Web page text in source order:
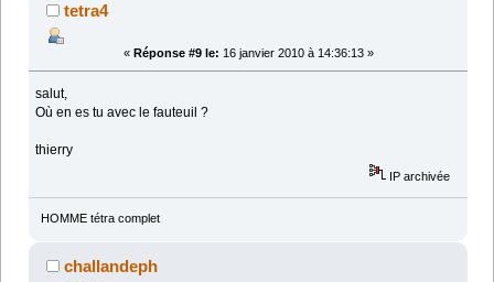
tetra4
« Réponse #9 le: 16 janvier 2010 à 14:36:13 »
salut,
Où en es tu avec le fauteuil ?
thierry
IP archivée
HOMME tétra complet
challandeph